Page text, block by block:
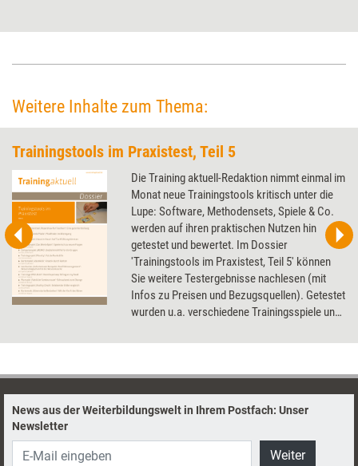
was erwarten Auftraggeber heute von Weiterbildung? Training aktuell mit
Prognosen und Perspektiven aus beiden Verbandsformaten.
Weitere Inhalte zum Thema:
Trainingstools im Praxistest, Teil 5
Die Training aktuell-Redaktion nimmt einmal im
Monat neue Trainingstools kritisch unter die
Lupe: Software, Methodensets, Spiele & Co.
werden auf ihren praktischen Nutzen hin
getestet und bewertet. Im Dossier
'Trainingstools im Praxistest, Teil 5' können
Sie weitere Testergebnisse nachlesen (mit
Infos zu Preisen und Bezugsquellen). Getestet
wurden u.a. verschiedene Trainingsspiele und
Präsentationstool.
News aus der Weiterbildungswelt in Ihrem Postfach: Unser
Newsletter
Weiter